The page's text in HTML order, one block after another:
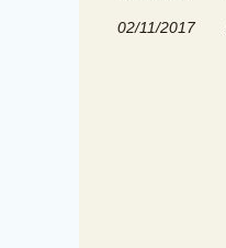
02/11/2017